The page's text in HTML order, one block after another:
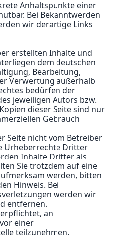
Anhaltspunkte einer
Bei Bekanntwerden
wir derartige Links
erstellten Inhalte und
dem deutschen
Bearbeitung,
Verwertung außerhalb
bedürfen der
jeweiligen Autors bzw.
dieser Seite sind nur
Gebrauch
Seite nicht vom Betreiber
Urheberrechte Dritter
Inhalte Dritter als
Sie trotzdem auf eine
werden, bitten
Hinweis. Bei
werden wir
entfernen.
an
einer
teilzunehmen.